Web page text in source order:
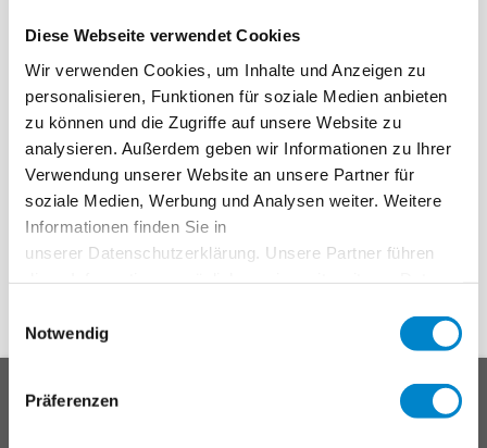
Diese Webseite verwendet Cookies
Wir verwenden Cookies, um Inhalte und Anzeigen zu
personalisieren, Funktionen für soziale Medien anbieten
zu können und die Zugriffe auf unsere Website zu
analysieren. Außerdem geben wir Informationen zu Ihrer
Verwendung unserer Website an unsere Partner für
soziale Medien, Werbung und Analysen weiter. Weitere
Informationen finden Sie in
unserer Datenschutzerklärung. Unsere Partner führen
sie im Rahmen Ihrer Nutzung der Dienste gesammelt
haben. Weitere Informationen erhalten Sie in unserer
Notwendig
Präferenzen
meeting you.
The Surface Protection Days 2024 are organized by the
Surface Protection Academy in collaboration with, among
others, Frosio, SSG,Riksorganisationen Svenskt
Underhåll(National Organization for Swedish
Maintenance),Ytskyddsgruppenand Authorized Rust
Protection Companies (Auktoriserade Rostskyddsföretag).
Main
PRODUKTSYSTEME